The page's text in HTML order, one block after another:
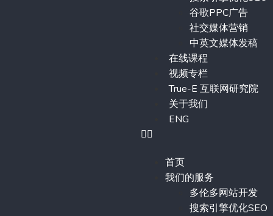
谷歌PPC广告
社交媒体营销
中英文媒体发稿
在线课程
视频专栏
True-E 互联网研究院
关于我们
ENG
首页
我们的服务
多伦多网站开发
搜索引擎优化SEO